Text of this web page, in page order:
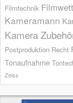
Filmtechnik
Kameramann
Kamera
Postproduktion Recht
Tonaufnahme
Zeiss